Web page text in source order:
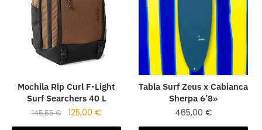
Mochila Rip Curl F-Light
Surf Searchers 40 L
145,55€ 125,00 €
Tabla Surf Zeus x Cabianca
Sherpa 6’8»
465,00 €